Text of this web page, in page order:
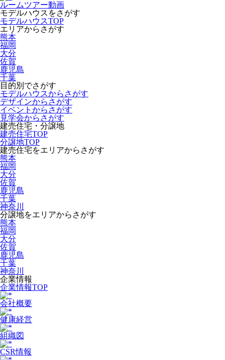
ルームツアー動画
モデルハウスをさがす
モデルハウスTOP
エリアからさがす
熊本
福岡
大分
佐賀
鹿児島
千葉
目的別でさがす
モデルハウスからさがす
デザインからさがす
イベントからさがす
見学会からさがす
建売住宅・分譲地
建売住宅TOP
分譲地TOP
建売住宅をエリアからさがす
熊本
福岡
大分
佐賀
鹿児島
千葉
神奈川
分譲地をエリアからさがす
熊本
福岡
大分
佐賀
鹿児島
千葉
神奈川
企業情報
企業情報TOP
会社概要
健康経営
組織図
CSR情報